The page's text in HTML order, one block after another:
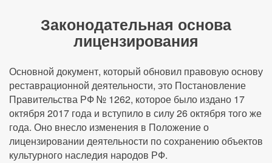
Законодательная основа
лицензирования
Основной документ, который обновил правовую основу
реставрационной деятельности, это Постановление
Правительства РФ № 1262, которое было издано 17
октября 2017 года и вступило в силу 26 октября того же
года. Оно внесло изменения в Положение о
лицензировании деятельности по сохранению объектов
культурного наследия народов РФ.